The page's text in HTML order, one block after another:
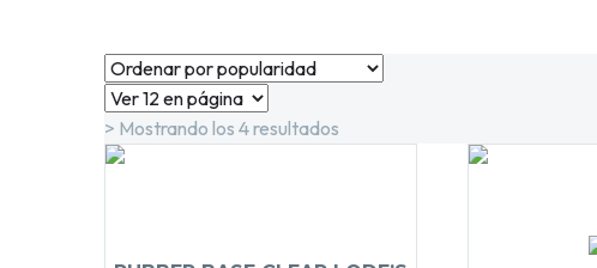
> Mostrando los 4 resultados